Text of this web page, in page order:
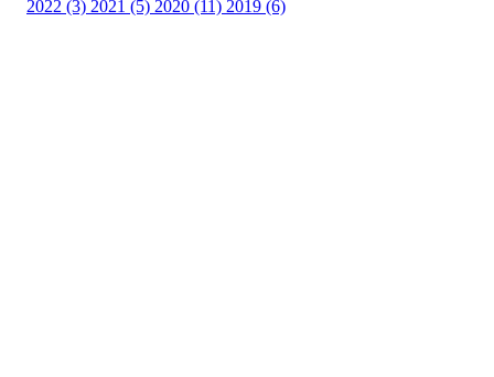
2022 (3) 2021 (5) 2020 (11) 2019 (6)